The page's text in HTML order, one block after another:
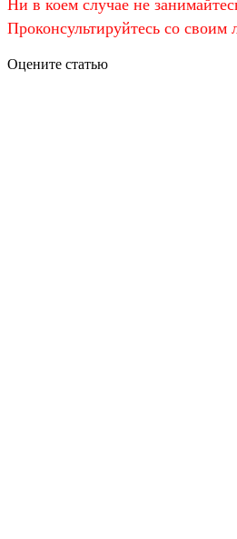
Ни в коем случае не
Проконсультируйтесь со своим
Оцените статью